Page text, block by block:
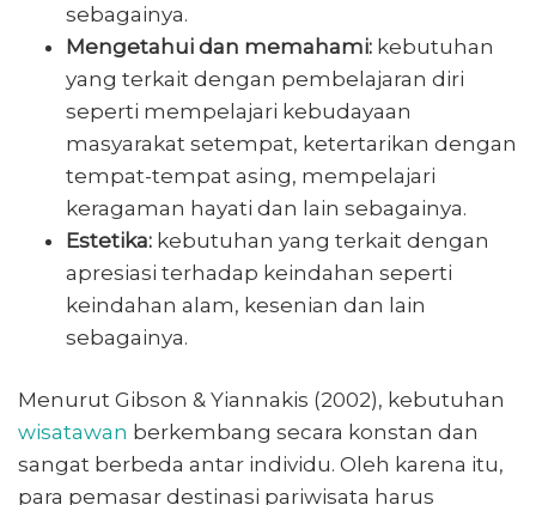
sebagainya.
Mengetahui dan memahami: kebutuhan
yang terkait dengan pembelajaran diri
seperti mempelajari kebudayaan
masyarakat setempat, ketertarikan dengan
tempat-tempat asing, mempelajari
keragaman hayati dan lain sebagainya.
Estetika: kebutuhan yang terkait dengan
apresiasi terhadap keindahan seperti
keindahan alam, kesenian dan lain
sebagainya.
Menurut Gibson & Yiannakis (2002), kebutuhan
wisatawan berkembang secara konstan dan
sangat berbeda antar individu. Oleh karena itu,
para pemasar destinasi pariwisata harus